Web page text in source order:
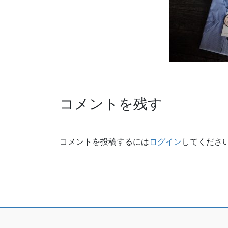
コメントを残す
コメントを投稿するには ログイン してくださ